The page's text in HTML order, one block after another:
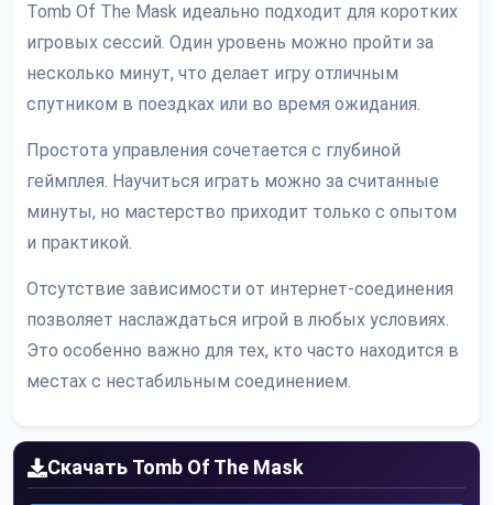
Tomb Of The Mask идеально подходит для коротких
игровых сессий. Один уровень можно пройти за
несколько минут, что делает игру отличным
спутником в поездках или во время ожидания.
Простота управления сочетается с глубиной
геймплея. Научиться играть можно за считанные
минуты, но мастерство приходит только с опытом
и практикой.
Отсутствие зависимости от интернет-соединения
позволяет наслаждаться игрой в любых условиях.
Это особенно важно для тех, кто часто находится в
местах с нестабильным соединением.
Скачать Tomb Of The Mask